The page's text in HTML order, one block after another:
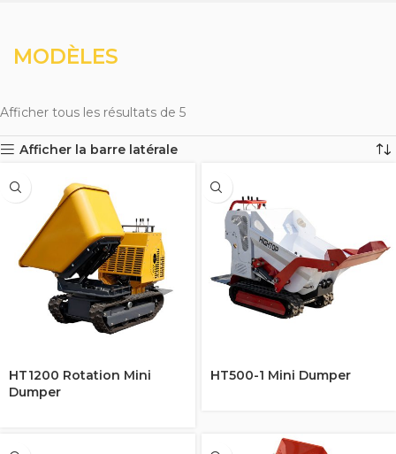
MODÈLES
Afficher tous les résultats de 5
Afficher la barre latérale
HT1200 Rotation Mini
Dumper
HT500-1 Mini Dumper